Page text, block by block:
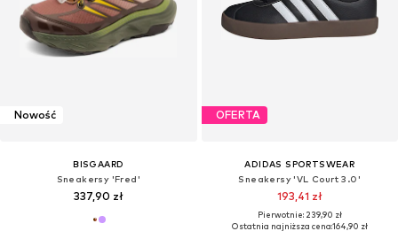
Nowość
BISGAARD
Sneakersy 'Fred'
337,90 zł
OFERTA
ADIDAS SPORTSWEAR
Sneakersy 'VL Court 3.0'
193,41 zł
Pierwotnie: 239,90 zł
Ostatnia najniższa cena:164,90 zł